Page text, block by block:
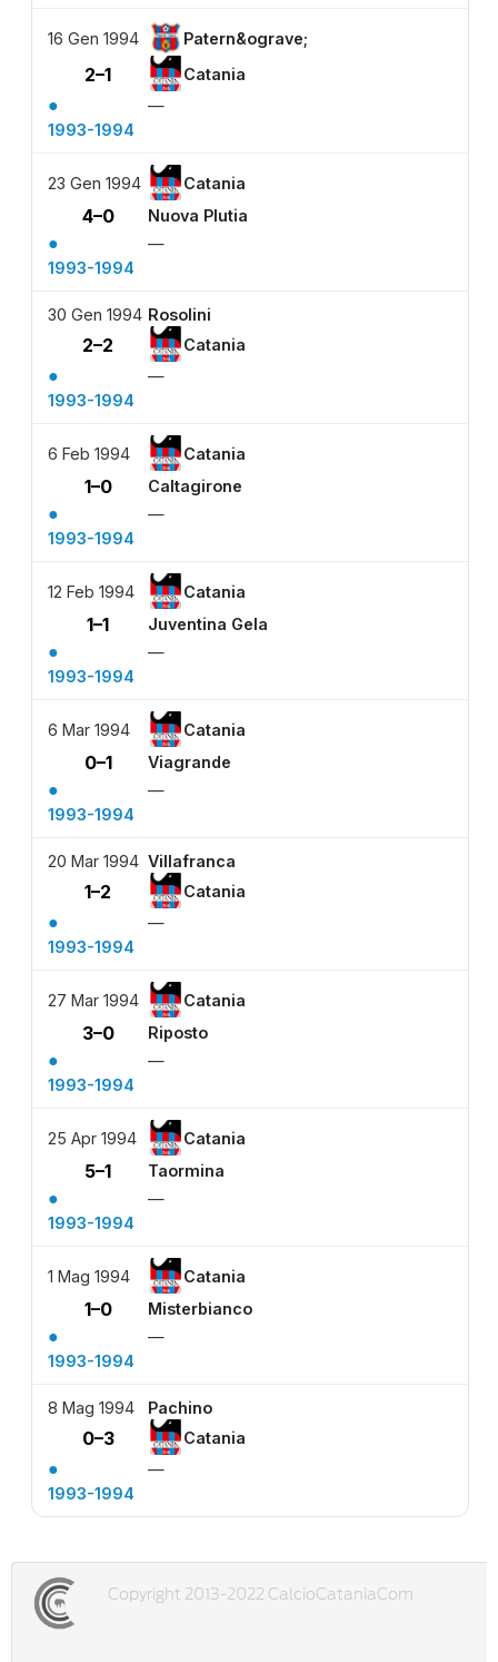
16 Gen 1994 Patern&ograve;
2–1 Catania
●
—
1993-1994
23 Gen 1994 Catania
4–0 Nuova Plutia
●
—
1993-1994
30 Gen 1994 Rosolini
2–2 Catania
●
—
1993-1994
6 Feb 1994 Catania
1–0 Caltagirone
●
—
1993-1994
12 Feb 1994 Catania
1–1 Juventina Gela
●
—
1993-1994
6 Mar 1994 Catania
0–1 Viagrande
●
—
1993-1994
20 Mar 1994 Villafranca
1–2 Catania
●
—
1993-1994
27 Mar 1994 Catania
3–0 Riposto
●
—
1993-1994
25 Apr 1994 Catania
5–1 Taormina
●
—
1993-1994
1 Mag 1994 Catania
1–0 Misterbianco
●
—
1993-1994
8 Mag 1994 Pachino
0–3 Catania
●
—
1993-1994
Copyright 2013-2022 CalcioCataniaCom